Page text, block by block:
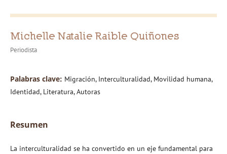
Michelle Natalie Raible Quiñones
Periodista
Palabras clave: Migración, Interculturalidad, Movilidad humana,
Identidad, Literatura, Autoras
Resumen
La interculturalidad se ha convertido en un eje fundamental para